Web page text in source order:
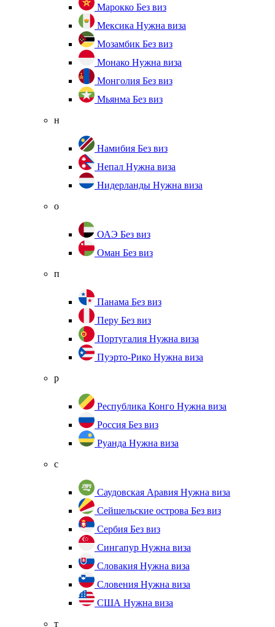
Марокко Без виз
Мексика Нужна виза
Мозамбик Без виз
Монако Нужна виза
Монголия Без виз
Мьянма Без виз
н
Намибия Без виз
Непал Нужна виза
Нидерланды Нужна виза
о
ОАЭ Без виз
Оман Без виз
п
Панама Без виз
Перу Без виз
Португалия Нужна виза
Пуэрто-Рико Нужна виза
р
Республика Конго Нужна виза
Россия Без виз
Руанда Нужна виза
с
Саудовская Аравия Нужна виза
Сейшельские острова Без виз
Сербия Без виз
Сингапур Нужна виза
Словакия Нужна виза
Словения Нужна виза
США Нужна виза
т